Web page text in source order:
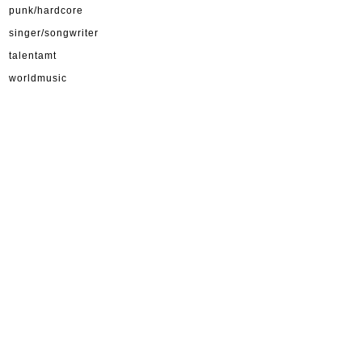
punk/hardcore
singer/songwriter
talentamt
worldmusic